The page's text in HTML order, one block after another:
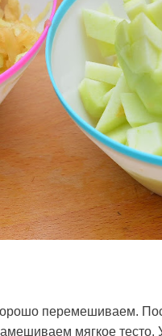
перемешиваем.
мягкое тесто.